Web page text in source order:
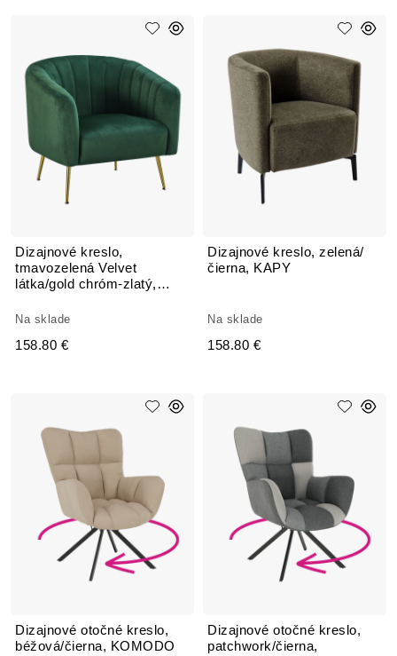
Dizajnové kreslo,
tmavozelená Velvet
látka/gold chróm-zlatý,
Na sklade
158.80 €
Dizajnové kreslo, zelená/
čierna, KAPY
Na sklade
158.80 €
Dizajnové otočné kreslo,
béžová/čierna, KOMODO
Dizajnové otočné kreslo,
patchwork/čierna,